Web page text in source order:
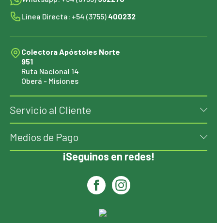
Línea Directa: +54 (3755) 400232
Colectora Apóstoles Norte
951
Ruta Nacional 14
Oberá - Misiones
Servicio al Cliente
Medios de Pago
¡Seguinos en redes!